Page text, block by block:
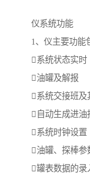
仪系统功能
1、仪主要功能
系统状态实时
油罐及解报
系统交接班及
自动生成进油
系统时钟设置
油罐、探棒参
罐表数据的录